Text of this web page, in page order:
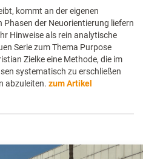
kommt an der eigenen
Phasen der Neuorientierung liefern
Hinweise als rein analytische
Serie zum Thema Purpose
Zielke eine Methode, die im
systematisch zu erschließen
abzuleiten. zum Artikel